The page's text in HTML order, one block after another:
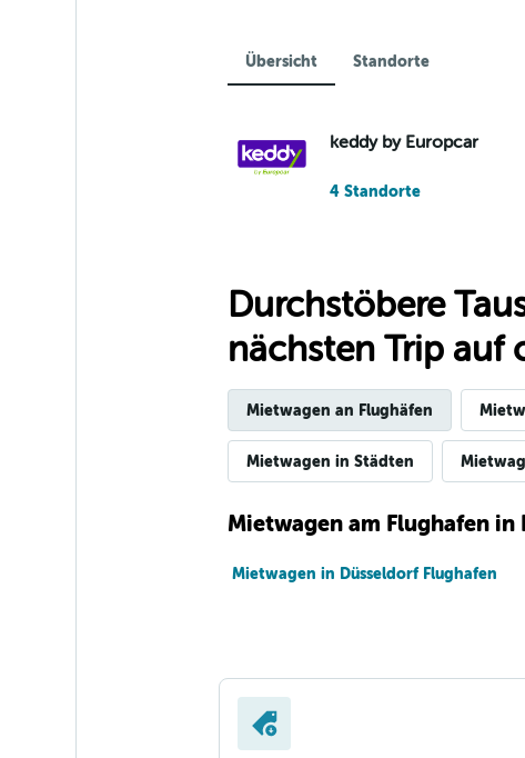
Übersicht Standorte
keddy by Europcar
4 Standorte
Durchstöbere
nächsten Trip auf
Mietwagen an Flughäfen
Mietwagen in Städten
Mietwagen am Flughafen in
Mietwagen in Düsseldorf Flughafen